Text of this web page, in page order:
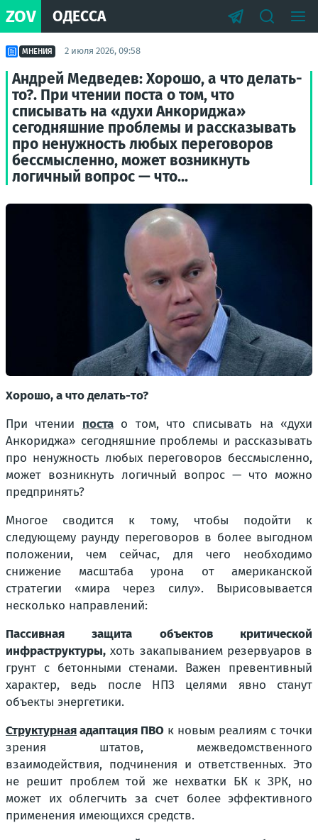
ZOV ОДЕССА
МНЕНИЯ 2 июля 2026, 09:58
Андрей Медведев: Хорошо, а что делать-
то?. При чтении поста о том, что
списывать на «духи Анкориджа»
сегодняшние проблемы и рассказывать
про ненужность любых переговоров
бессмысленно, может возникнуть
логичный вопрос — что...
Хорошо, а что делать-то?
При чтении постао том, что списывать на «духи
Анкориджа» сегодняшние проблемы и рассказывать
про ненужность любых переговоров бессмысленно,
может возникнуть логичный вопрос — что можно
предпринять?
Многое сводится к тому, чтобы подойти к
следующему раунду переговоров в более выгодном
положении, чем сейчас, для чего необходимо
снижение масштаба урона от американской
стратегии «мира через силу». Вырисовывается
несколько направлений:
Пассивная защита объектов критической
инфраструктуры, хоть закапыванием резервуаров в
грунт с бетонными стенами. Важен превентивный
характер, ведь после НПЗ целями явно станут
объекты энергетики.
Структурнаяадаптация ПВО к новым реалиям с точки
зрения штатов, межведомственного
взаимодействия, подчинения и ответственных. Это
не решит проблем той же нехватки БК к ЗРК, но
может их облегчить за счет более эффективного
применения имеющихся средств.